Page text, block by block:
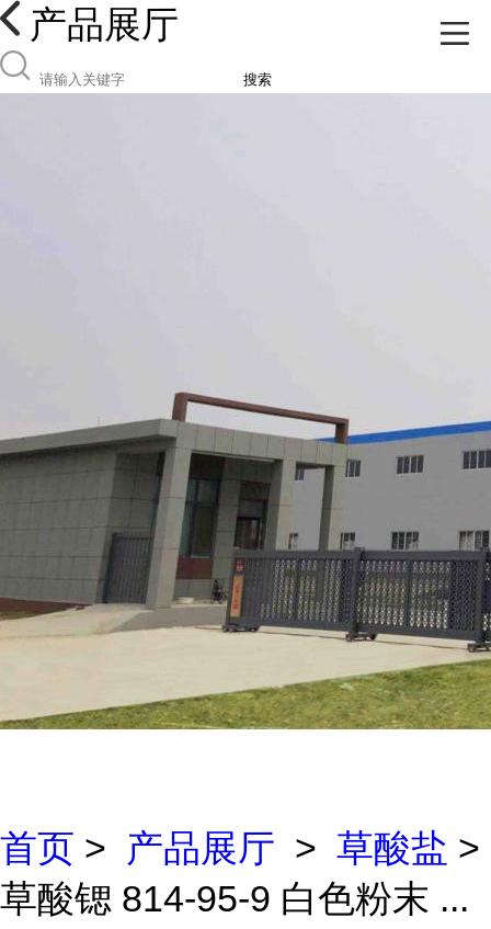
产品展厅
搜索
首页 > 产品展厅 > 草酸盐 >
草酸锶 814-95-9 白色粉末 ...